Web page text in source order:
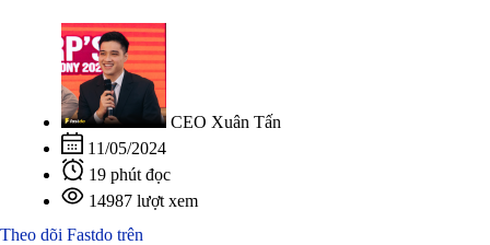
CEO Xuân Tấn
11/05/2024
19 phút đọc
14987 lượt xem
Theo dõi Fastdo trên